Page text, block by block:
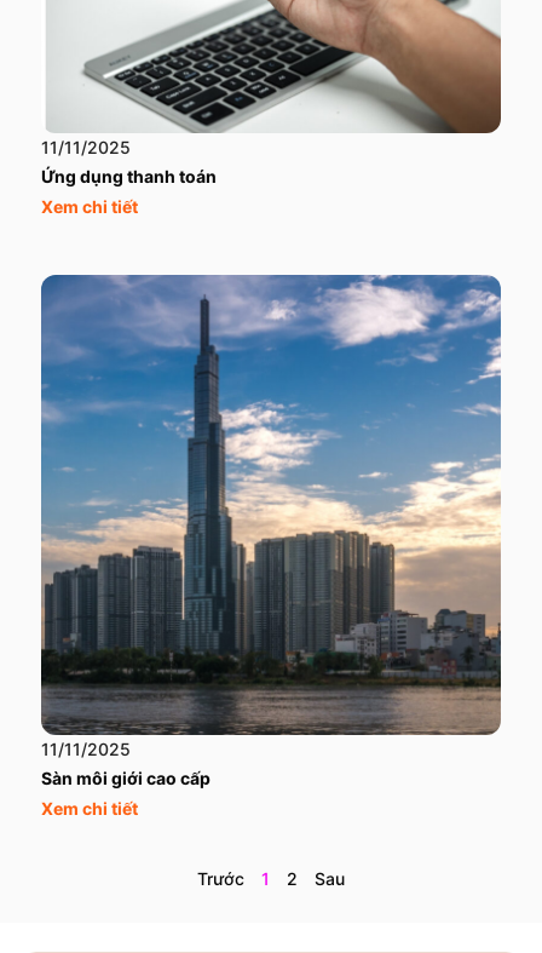
11/11/2025
Ứng dụng thanh toán
Xem chi tiết
11/11/2025
Sàn môi giới cao cấp
Xem chi tiết
Trước 1 2 Sau